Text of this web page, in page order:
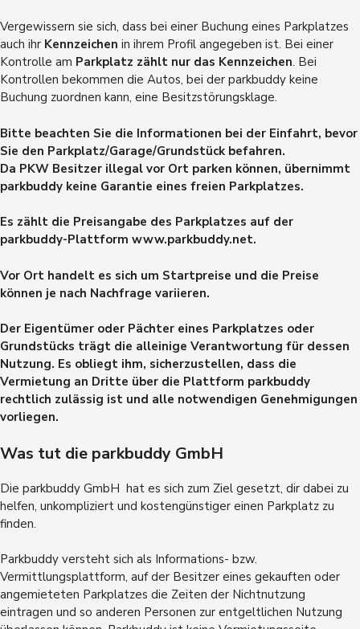
Vergewissern sie sich, dass bei einer Buchung eines Parkplatzes
auch ihr Kennzeichen in ihrem Profil angegeben ist. Bei einer
Kontrolle am Parkplatz zählt nur das Kennzeichen. Bei
Kontrollen bekommen die Autos, bei der parkbuddy keine
Buchung zuordnen kann, eine Besitzstörungsklage.
Bitte beachten Sie die Informationen bei der Einfahrt, bevor
Sie den Parkplatz/Garage/Grundstück befahren.
Da PKW Besitzer illegal vor Ort parken können, übernimmt
parkbuddy keine Garantie eines freien Parkplatzes.
Es zählt die Preisangabe des Parkplatzes auf der
parkbuddy-Plattform www.parkbuddy.net.
Vor Ort handelt es sich um Startpreise und die Preise
können je nach Nachfrage variieren.
Der Eigentümer oder Pächter eines Parkplatzes oder
Grundstücks trägt die alleinige Verantwortung für dessen
Nutzung. Es obliegt ihm, sicherzustellen, dass die
Vermietung an Dritte über die Plattform parkbuddy
rechtlich zulässig ist und alle notwendigen Genehmigungen
vorliegen.
Was tut die parkbuddy GmbH
Die parkbuddy GmbH hat es sich zum Ziel gesetzt, dir dabei zu
helfen, unkompliziert und kostengünstiger einen Parkplatz zu
finden.
Parkbuddy versteht sich als Informations- bzw.
Vermittlungsplattform, auf der Besitzer eines gekauften oder
angemieteten Parkplatzes die Zeiten der Nichtnutzung
eintragen und so anderen Personen zur entgeltlichen Nutzung